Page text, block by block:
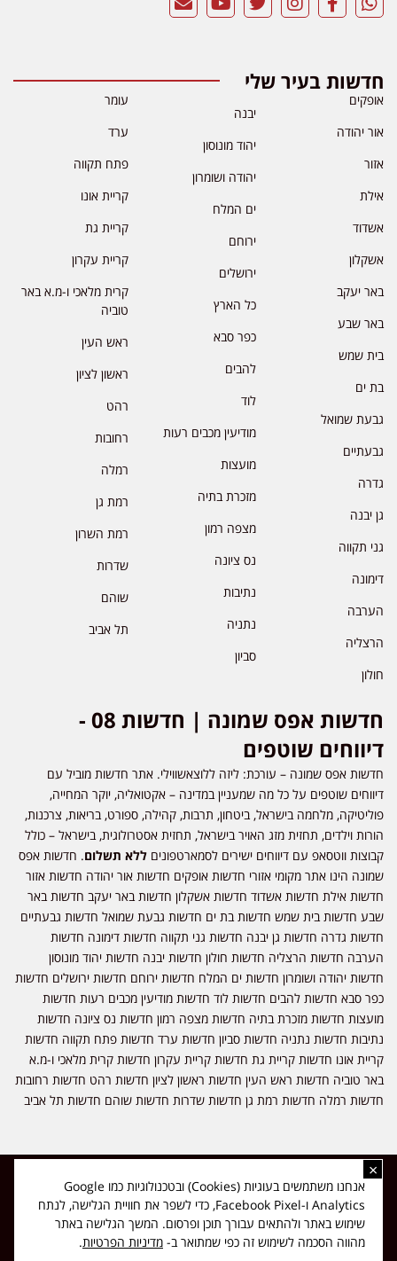
חדשות בעיר שלי
אופקים
אור יהודה
אזור
אילת
אשדוד
אשקלון
באר יעקב
באר שבע
בית שמש
בת ים
גבעת שמואל
גבעתיים
גדרה
גן יבנה
גני תקווה
דימונה
הערבה
הרצליה
חולון
יבנה
יהוד מונוסון
יהודה ושומרון
ים המלח
ירוחם
ירושלים
כל הארץ
כפר סבא
להבים
לוד
מודיעין מכבים רעות
מועצות
מזכרת בתיה
מצפה רמון
נס ציונה
נתיבות
נתניה
סביון
עומר
ערד
פתח תקווה
קריית אונו
קריית גת
קריית עקרון
קרית מלאכי ו-מ.א באר
טוביה
ראש העין
ראשון לציון
רהט
רחובות
רמלה
רמת גן
רמת השרון
שדרות
שוהם
תל אביב
חדשות אפס שמונה | חדשות 08 -
דיווחים שוטפים
חדשות אפס שמונה – עורכת: ליזה ללוצאשווילי. אתר חדשות מוביל עם
דיווחים שוטפים על כל מה שמעניין במדינה – אקטואליה, יוקר המחייה,
פוליטיקה, מלחמה בישראל, ביטחון, תרבות, קהילה, ספורט, בריאות, צרכנות,
הורות וילדים, תחזית מזג האויר בישראל, תחזית אסטרולוגית, בישראל – כולל
קבוצות ווטסאפ עם דיווחים ישירים לסמארטפונים ללא תשלום. חדשות אפס
שמונה הינו אתר מקומי אזורי חדשות אופקים חדשות אור יהודה חדשות אזור
חדשות אילת חדשות אשדוד חדשות אשקלון חדשות באר יעקב חדשות באר
שבע חדשות בית שמש חדשות בת ים חדשות גבעת שמואל חדשות גבעתיים
חדשות גדרה חדשות גן יבנה חדשות גני תקווה חדשות דימונה חדשות
הערבה חדשות הרצליה חדשות חולון חדשות יבנה חדשות יהוד מונוסון
חדשות יהודה ושומרון חדשות ים המלח חדשות ירוחם חדשות ירושלים חדשות
כפר סבא חדשות להבים חדשות לוד חדשות מודיעין מכבים רעות חדשות
מועצות חדשות מזכרת בתיה חדשות מצפה רמון חדשות נס ציונה חדשות
נתיבות חדשות נתניה חדשות סביון חדשות ערד חדשות פתח תקווה חדשות
קריית אונו חדשות קריית גת חדשות קריית עקרון חדשות קרית מלאכי ו-מ.א
באר טוביה חדשות ראש העין חדשות ראשון לציון חדשות רהט חדשות רחובות
חדשות רמלה חדשות רמת גן חדשות שדרות חדשות שוהם חדשות תל אביב
כל הזכויות שמורות ל-ליזה ללוצאשווילי - חדשות אפס שמונה - דיווחים בזמן
אמת, נוסד בשנת 2019 | טל' לפרסומים 054-9759222 מייל מערכת
news08.net@gmail.com
Made with ❤ byDIGITA
×
אנחנו משתמשים בעוגיות (Cookies) ובטכנולוגיות כמו Google
Analytics ו-Facebook Pixel, כדי לשפר את חוויית הגלישה, לנתח
שימוש באתר ולהתאים עבורך תוכן ופרסום. המשך הגלישה באתר
מהווה הסכמה לשימוש זה כפי שמתואר ב- מדיניות הפרטיות.